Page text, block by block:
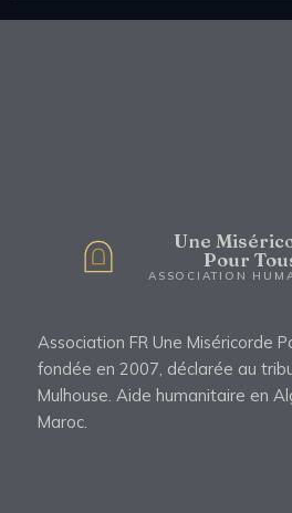
Une
Pour
ASSOCIATION
Association FR Une Miséricorde
fondée en 2007, déclarée au
Mulhouse. Aide humanitaire en
Maroc.